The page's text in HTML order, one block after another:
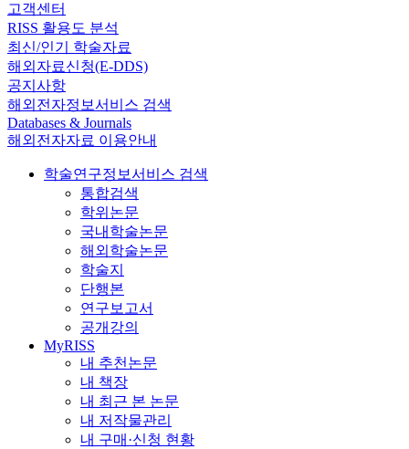
고객센터
RISS 활용도 분석
최신/인기 학술자료
해외자료신청(E-DDS)
공지사항
해외전자정보서비스 검색
Databases & Journals
해외전자자료 이용안내
학술연구정보서비스 검색
통합검색
학위논문
국내학술논문
해외학술논문
학술지
단행본
연구보고서
공개강의
MyRISS
내 추천논문
내 책장
내 최근 본 논문
내 저작물관리
내 구매·신청 현황